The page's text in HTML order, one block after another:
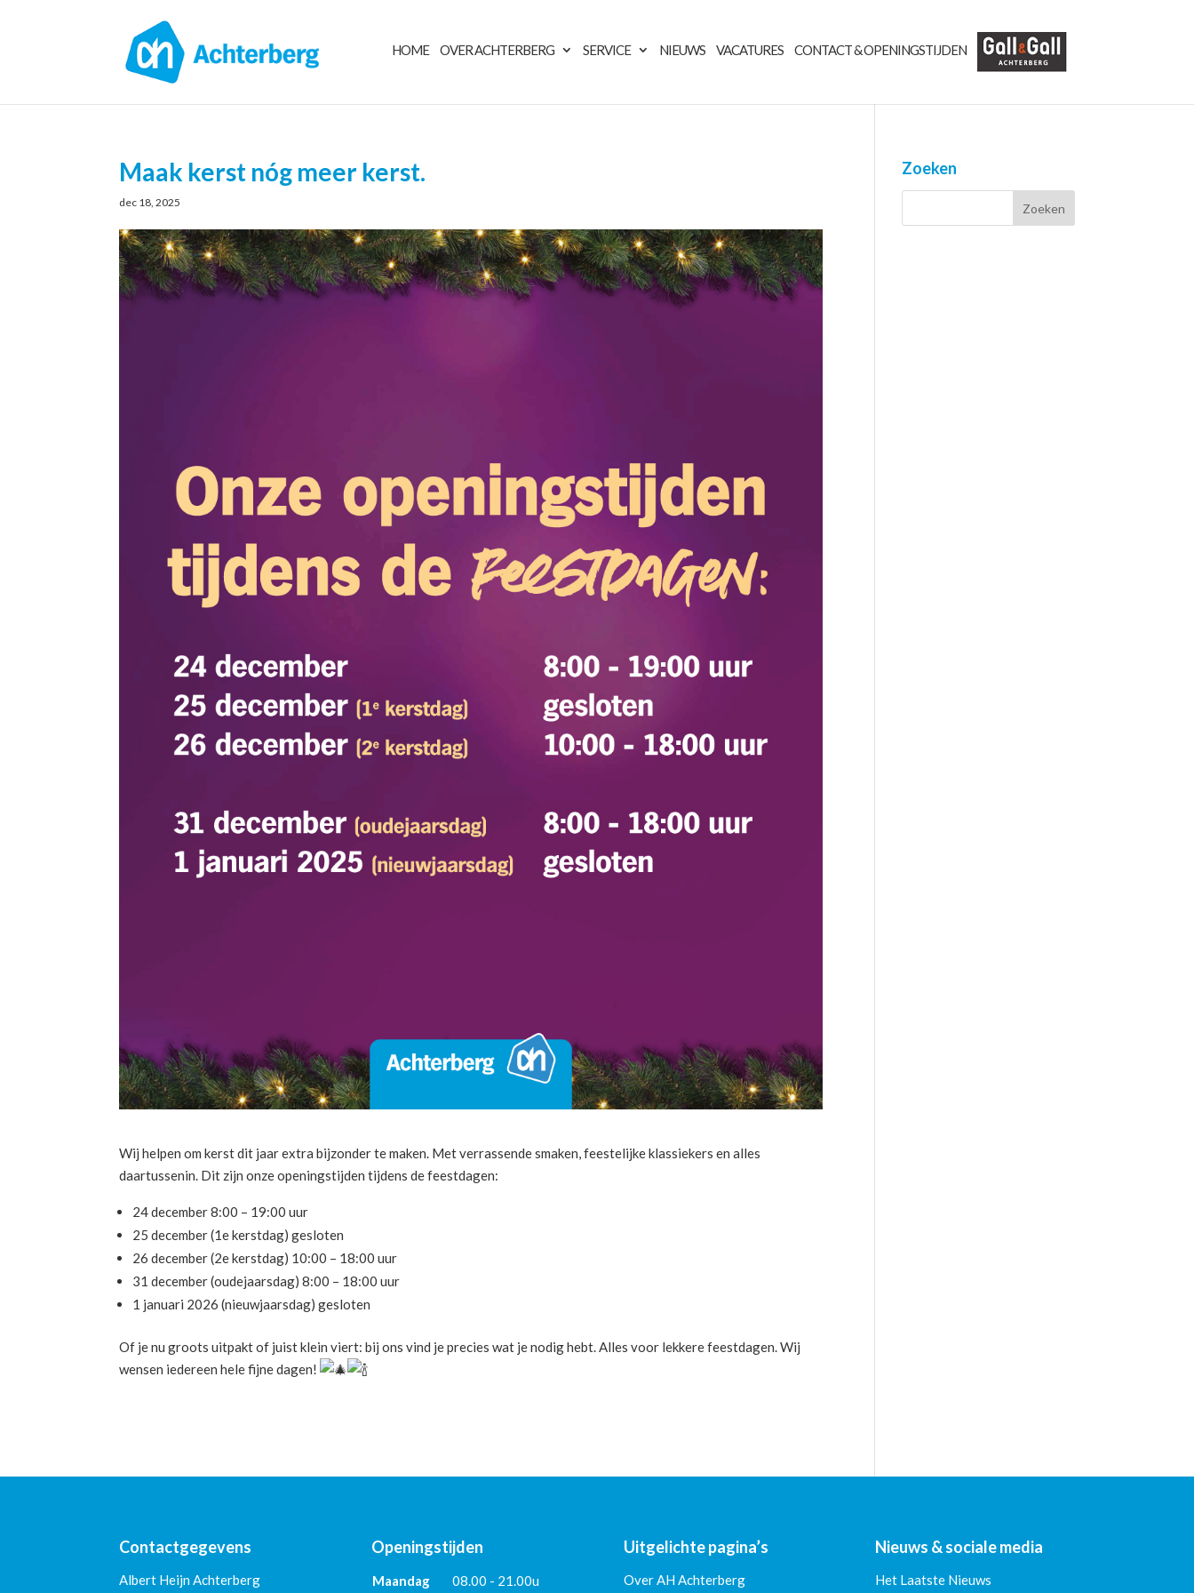
HOME OVER ACHTERBERG SERVICE NIEUWS VACATURES CONTACT & OPENINGSTIJDEN
Maak kerst nóg meer kerst.
dec 18, 2025
Wij helpen om kerst dit jaar extra bijzonder te maken. Met verrassende smaken, feestelijke klassiekers en alles
daartussenin. Dit zijn onze openingstijden tijdens de feestdagen:
24 december 8:00 – 19:00 uur
25 december (1e kerstdag) gesloten
26 december (2e kerstdag) 10:00 – 18:00 uur
31 december (oudejaarsdag) 8:00 – 18:00 uur
1 januari 2026 (nieuwjaarsdag) gesloten
Of je nu groots uitpakt of juist klein viert: bij ons vind je precies wat je nodig hebt. Alles voor lekkere feestdagen. Wij
wensen iedereen hele fijne dagen!
Zoeken
Contactgegevens
Albert Heijn Achterberg
Openingstijden
Maandag 08.00 - 21.00u
Uitgelichte pagina’s
Over AH Achterberg
Nieuws & sociale media
Het Laatste Nieuws